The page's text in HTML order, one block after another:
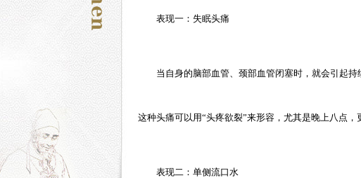
表现一：失眠头痛
当自身的脑部血管、颈部血管闭塞时，就会引起持
这种头痛可以用“头疼欲裂”来形容，尤其是晚上八点，
表现二：单侧流口水